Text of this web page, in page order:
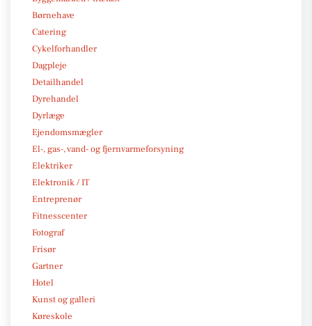
Børnehave
Catering
Cykelforhandler
Dagpleje
Detailhandel
Dyrehandel
Dyrlæge
Ejendomsmægler
El-, gas-, vand- og fjernvarmeforsyning
Elektriker
Elektronik / IT
Entreprenør
Fitnesscenter
Fotograf
Frisør
Gartner
Hotel
Kunst og galleri
Køreskole